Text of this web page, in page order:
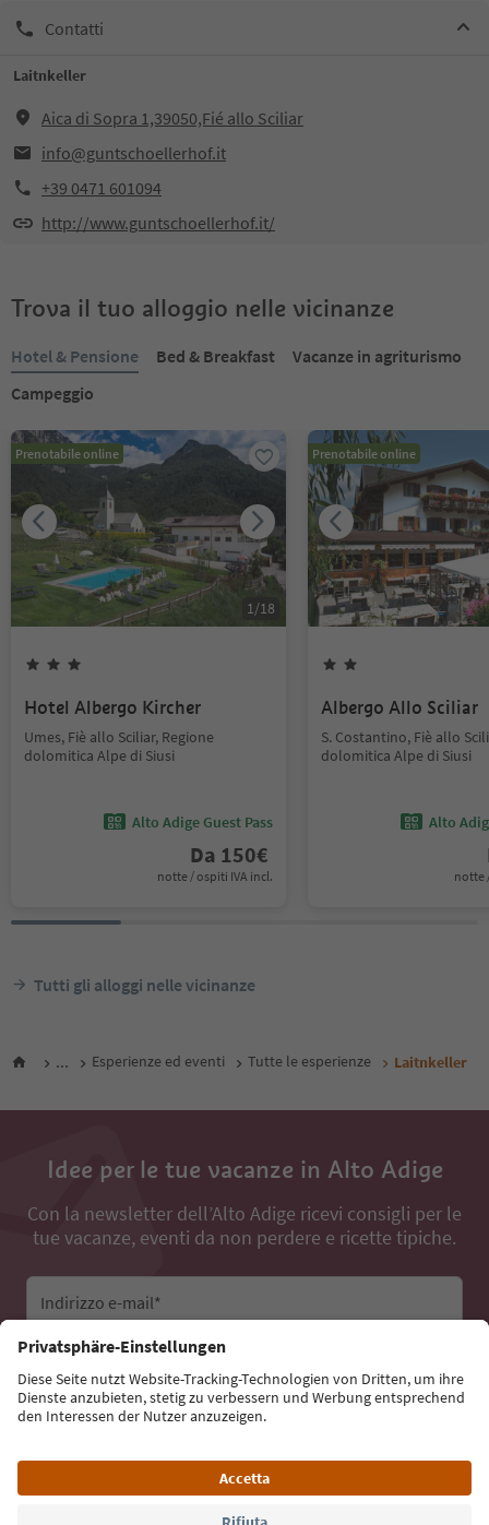
Contatti
Laitnkeller
Aica di Sopra 1,39050,Fié allo Sciliar
info@guntschoellerhof.it
+39 0471 601094
http://www.guntschoellerhof.it/
Trova il tuo alloggio nelle vicinanze
Hotel & Pensione Bed & Breakfast
Vacanze in agriturismo
Campeggio
Prenotabile online
1/18
Hotel Albergo Kircher
Umes, Fiè allo Sciliar, Regione
dolomitica Alpe di Siusi
Alto Adige Guest Pass
Da 150€
notte / ospiti IVA incl.
Prenotabile online
Albergo Allo Sciliar
S. Costantino, Fiè allo
dolomitica Alpe di Siusi
Alto
notte
Tutti gli alloggi nelle vicinanze
... Esperienze ed eventi Tutte le esperienze Laitnkeller
Idee per le tue vacanze in Alto Adige
Con la newsletter dell’Alto Adige ricevi consigli per le
tue vacanze, eventi da non perdere e ricette tipiche.
Indirizzo e-mail*
Iscriviti alla newsletter